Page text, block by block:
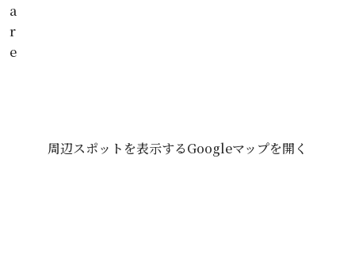
周辺スポットを表示するGoogleマップを開く
a
r
e